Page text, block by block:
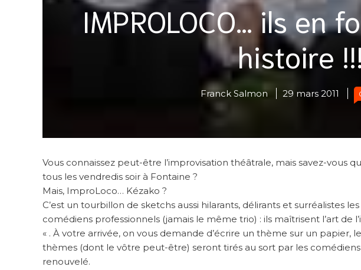
IMPROLOCO… ils en
histoire !!!
Franck Salmon 29 mars 2011
Vous connaissez peut-être l’improvisation théâtrale, mais savez-vous
tous les vendredis soir à Fontaine ?
Mais, ImproLoco… Kézako ?
C’est un tourbillon de sketchs aussi hilarants, délirants et surréalistes
comédiens professionnels (jamais le même trio) : ils maîtrisent l’art de
« . À votre arrivée, on vous demande d’écrire un thème sur un papier,
thèmes (dont le vôtre peut-être) seront tirés au sort par les
renouvelé.